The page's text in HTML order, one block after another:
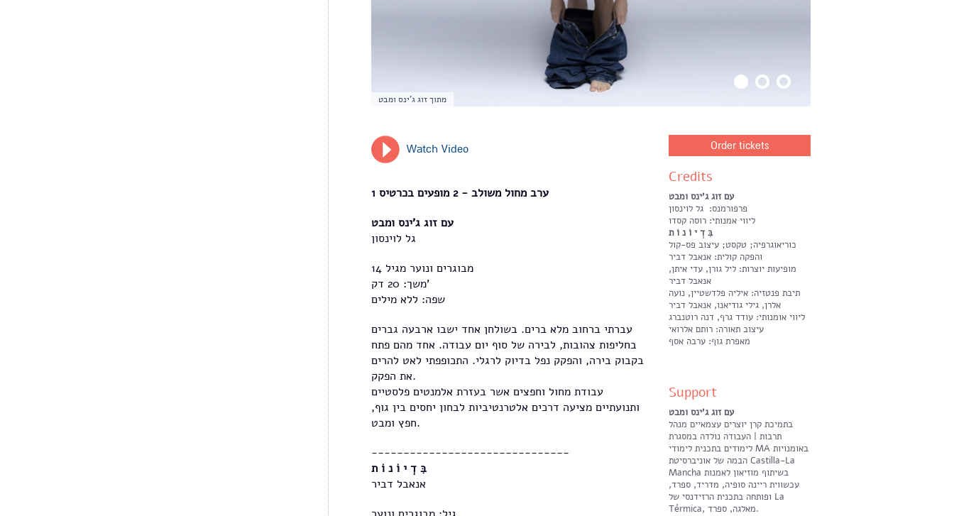
מתוך זוג ג'ינס ומבט
Watch Video
עם זוג ג'ינס ומבט
מבוגרים ונוער מגיל 14
משך: 20 דק'
שפה: ללא מילים
עברתי ברחוב מלא ברים. בשולחן אחד ישבו ארבעה גברים
בחליפות צהובות, לבירה של סוף יום עבודה. אחד מהם פתח
בקבוק בירה, והפקק נפל בדיוק לרגלי. התכופפתי לאט להרים
את הפקק.
עבודת מחול וחפצים אשר בעזרת אלמנטים פלסטיים
ותנועתיים מציעה דרכים אלטרנטיביות לבחון יחסים בין גוף,
חפץ ומבט.
-------------------------------
אנאבל דביר
Order tickets
Credits
עם זוג ג'ינס ומבט
פרפורמנס: גל לוינסון
ליווי אמנותי: רוסה קסדו
בִּ דְ י וֹ נ וֹ ת
כוריאוגרפיה; טקסט; עיצוב פס-קול
והפקה קולית: אנאבל דביר
מופיעות יוצרות: ליל גורן, עדי איתן,
אנאבל דביר
תיבת פנטזיה: איליה פלדשטיין, נועה
אלרן, גילי גודיאנו, אנאבל דביר
ליווי אומנותי: עודד גרף, דנה רוטנברג
עיצוב תאורה: רותם אלרואי
מאפרת גוף: ערבה אסף
Support
עם זוג ג'ינס ומבט
בתמיכת קרן יוצרים עצמאיים מנהל
תרבות | העבודה נולדה במסגרת
לימודים בתכנית לימודי MA באומנויות
הבמה של אוניברסיטת Castilla-La
Mancha בשיתוף מוזיאון לאמנות
עכשווית ריינה סופיה, מדריד, ספרד,
ופותחה בתכנית הרזידנסי של La
Térmica, מאלגה, ספרד.